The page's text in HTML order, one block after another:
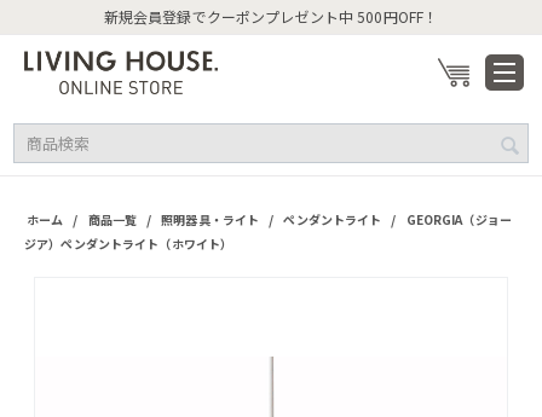
新規会員登録でクーポンプレゼント中 500円OFF！
ホーム / 商品一覧 / 照明器具・ライト / ペンダントライト /
GEORGIA（ジョー
ジア）ペンダントライト（ホワイト）